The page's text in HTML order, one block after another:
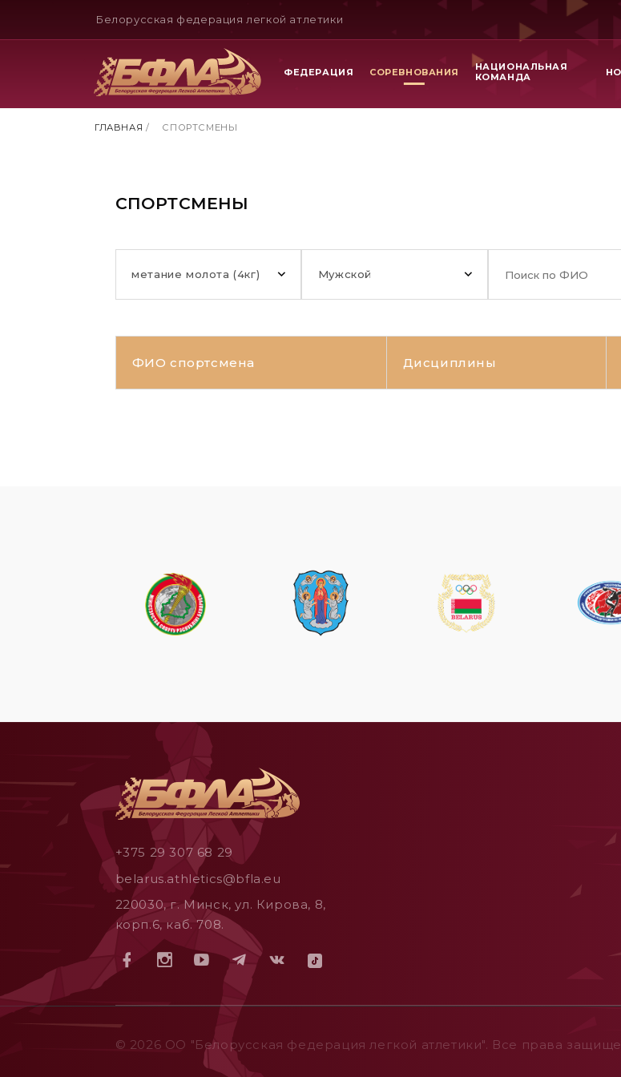
Белорусская федерация легкой атлетики
ФЕДЕРАЦИЯ СОРЕВНОВАНИЯ
НАЦИОНАЛЬНАЯ
КОМАНДА
ГЛАВНАЯ / СПОРТСМЕНЫ
СПОРТСМЕНЫ
метание молота (4кг) Мужской
ФИО спортсмена Дисциплины
+375 29 307 68 29
belarus.athletics@bfla.eu
220030, г. Минск, ул. Кирова, 8,
корп.6, каб. 708.
© 2026 ОO "Белорусская федерация легкой атлетики". Все права